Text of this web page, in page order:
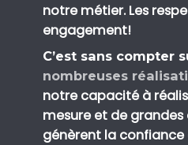
notre métier. Les
engagement!
C’est sans compter
nombreuses
notre capacité à
mesure et de
génèrent la confiance